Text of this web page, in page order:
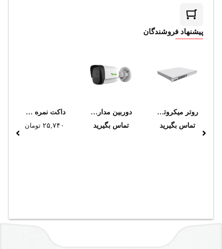
پیشنهاد فروشندگان
روتر میکروتیک مدل CCR2216-1G-12XS-2XQ
تماس بگیرید
دوربین مداربسته تحت شبکه تیاندی مدل TC-C32WS I5/E/Y/M/4mm/V4.0
تماس بگیرید
داکت نمره 20*20 طرج چوب سوپيتا
۲۵,۷۴۰ تومان